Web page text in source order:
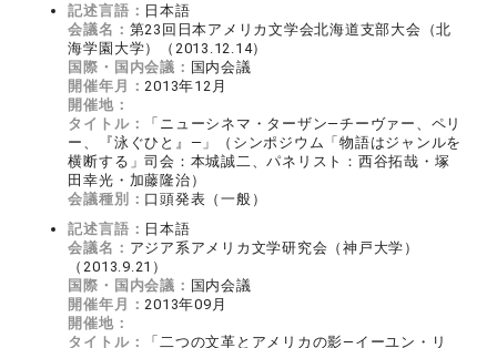
記述言語： 日本語
会議名： 第23回日本アメリカ文学会北海道支部大会（北
海学園大学）（2013.12.14）
国際・国内会議： 国内会議
開催年月： 2013年12月
開催地：
タイトル：
「ニューシネマ・ターザン―チーヴァー、ペリ
ー、『泳ぐひと』―」（シンポジウム「物語はジャンルを
横断する」司会：本城誠二、パネリスト：西谷拓哉・塚
田幸光・加藤隆治）
会議種別： 口頭発表（一般）
記述言語： 日本語
会議名： アジア系アメリカ文学研究会（神戸大学）
（2013.9.21）
国際・国内会議： 国内会議
開催年月： 2013年09月
開催地：
タイトル：
「二つの文革とアメリカの影―イーユン・リ